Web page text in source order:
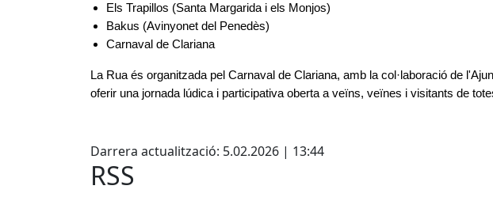
Els Trapillos (Santa Margarida i els Monjos)
Bakus (Avinyonet del Penedès)
Carnaval de Clariana
La Rua és organitzada pel Carnaval de Clariana, amb la col·laboració de
oferir una jornada lúdica i participativa oberta a veïns, veïnes i visitants de
Darrera actualització: 5.02.2026 | 13:44
RSS